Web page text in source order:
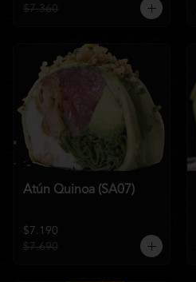
$7.360
Atún Quinoa (SA07)
$7.190
$7.690